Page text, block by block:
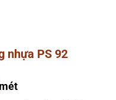
nhựa PS 92